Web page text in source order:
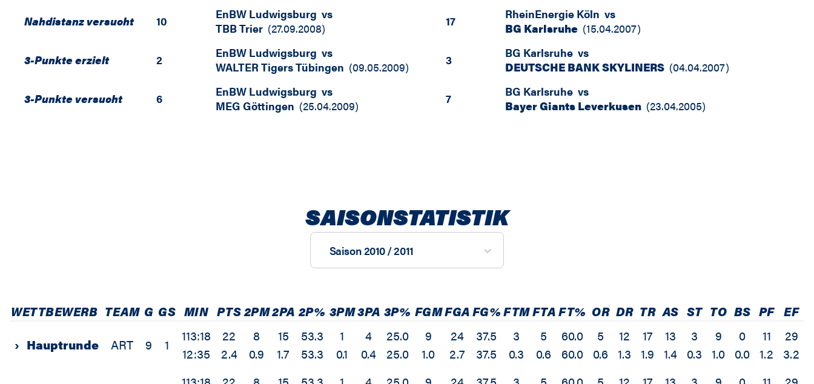
Nahdistanz versucht 10 EnBW Ludwigsburg vs
TBB Trier (27.09.2008) 17 RheinEnergie Köln vs
BG Karlsruhe (15.04.2007)
3-Punkte erzielt 2 EnBW Ludwigsburg vs
WALTER Tigers Tübingen (09.05.2009) 3 BG Karlsruhe vs
DEUTSCHE BANK SKYLINERS (04.04.2007)
3-Punkte versucht 6 EnBW Ludwigsburg vs
MEG Göttingen (25.04.2009) 7 BG Karlsruhe vs
Bayer Giants Leverkusen (23.04.2005)
SAISONSTATISTIK
Saison 2010 / 2011
WETTBEWERB TEAM G GS MIN PTS2PM2PA 2P% 3PM3PA 3P% FGMFGAFG%FTMFTAFT% OR DR TR AS ST TO BS PF EF
› Hauptrunde ART 9 1
113:18
12:35
22
2.4
8
0.9
15
1.7
53.3
53.3
1
0.1
4
0.4
25.0
25.0
9
1.0
24
2.7
37.5
37.5
3
0.3
5
0.6
60.0
60.0
5
0.6
12
1.3
17
1.9
13
1.4
3
0.3
9
1.0
0
0.0
11
1.2
29
3.2